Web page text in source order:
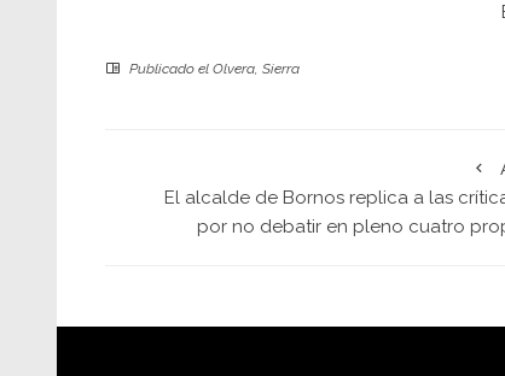
Publicado el Olvera, Sierra
El alcalde de Bornos replica a las
por no debatir en pleno cuatro